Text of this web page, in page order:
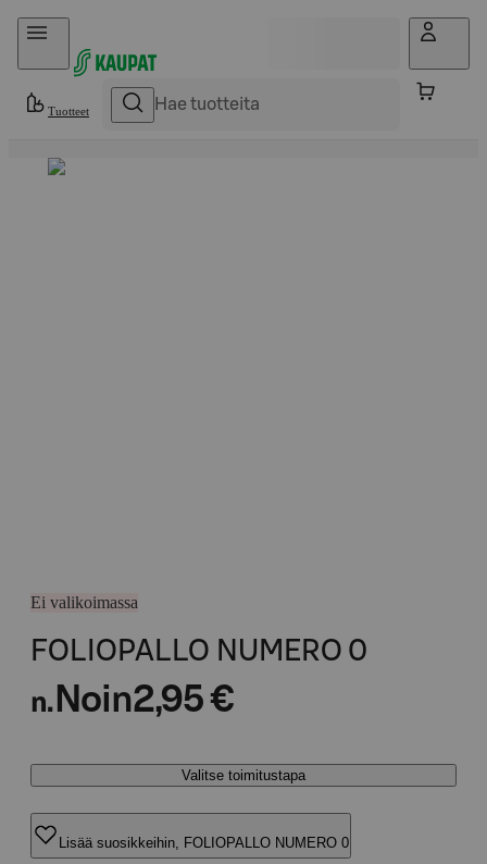
Hyppää sisältöön
Tuotteet
Ei valikoimassa
FOLIOPALLO NUMERO 0
n. Noin2,95 €
Valitse toimitustapa
Lisää suosikkeihin, FOLIOPALLO NUMERO 0